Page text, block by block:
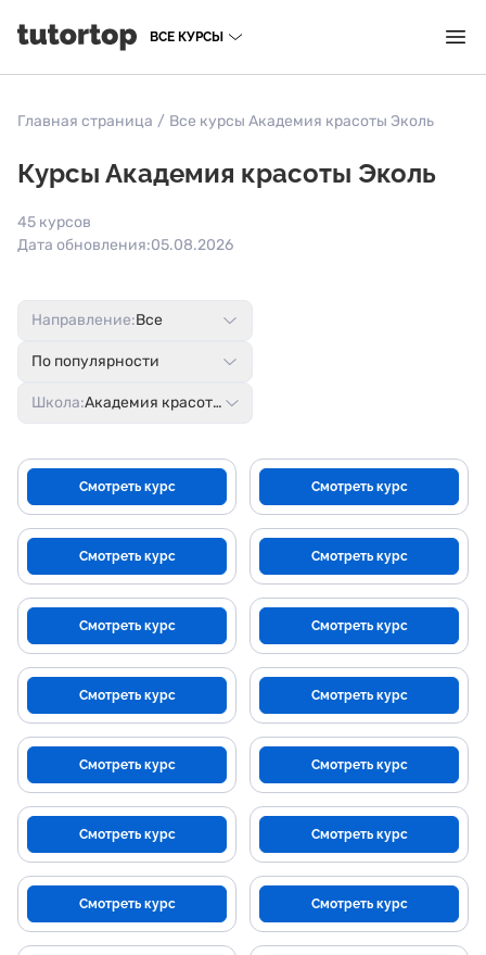
ВСЕ КУРСЫ
Главная страница / Все курсы Академия красоты Эколь
Курсы Академия красоты Эколь
45 курсов
Дата обновления:05.08.2026
Школа:Академия красоты Эколь
По популярности
Направление:Все
Смотреть курс Смотреть курс
Смотреть курс Смотреть курс
Смотреть курс Смотреть курс
Смотреть курс Смотреть курс
Смотреть курс Смотреть курс
Смотреть курс Смотреть курс
Смотреть курс Смотреть курс